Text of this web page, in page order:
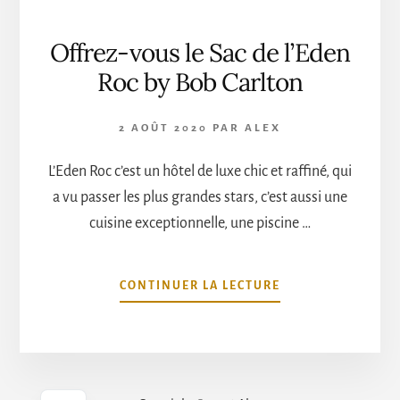
Offrez-vous le Sac de l’Eden
Roc by Bob Carlton
2 AOÛT 2020 PAR ALEX
L’Eden Roc c’est un hôtel de luxe chic et raffiné, qui
a vu passer les plus grandes stars, c’est aussi une
cuisine exceptionnelle, une piscine …
CONTINUER LA LECTURE
PROPOSOFFREZ-